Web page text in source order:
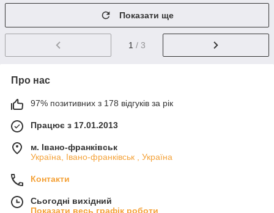
Показати ще
1 / 3
Про нас
97% позитивних з 178 відгуків за рік
Працює з 17.01.2013
м. Івано-франківськ
Україна, Івано-франківськ , Україна
Контакти
Сьогодні вихідний
Показати весь графік роботи